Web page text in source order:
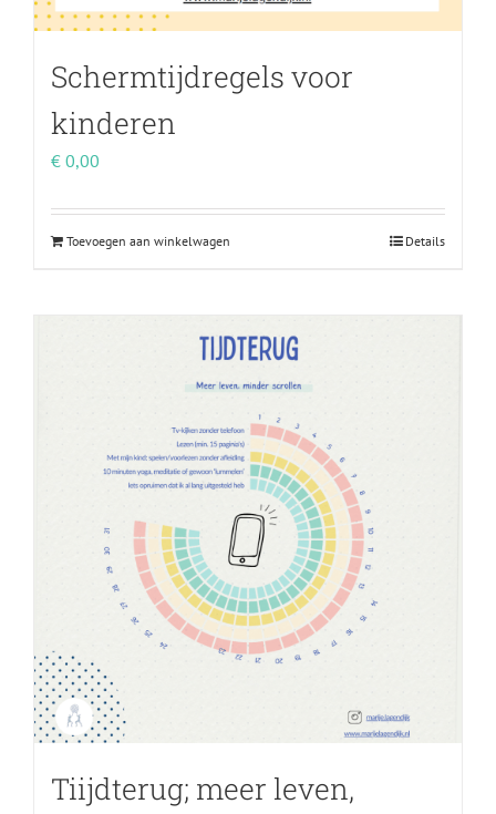
Schermtijdregels voor
kinderen
€ 0,00
Toevoegen aan winkelwagen Details
Tiijdterug; meer leven,